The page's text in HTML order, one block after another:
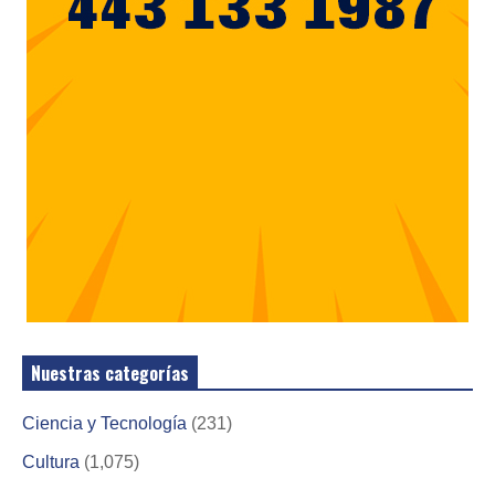
Nuestras categorías
Ciencia y Tecnología (231)
Cultura (1,075)